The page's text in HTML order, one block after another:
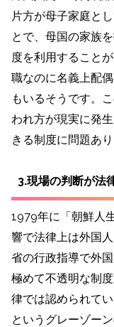
片方が母子家庭と
とで、母国の家族
度を利用すること
職なのに名義上配
もいるそうです。
われ方が現実に発
きる制度に問題あり
3.現場の判断が法
1979年に「朝鮮人
響で法律上は外国
省の行政指導で外
極めて不透明な制
律では認められて
というグレーゾー